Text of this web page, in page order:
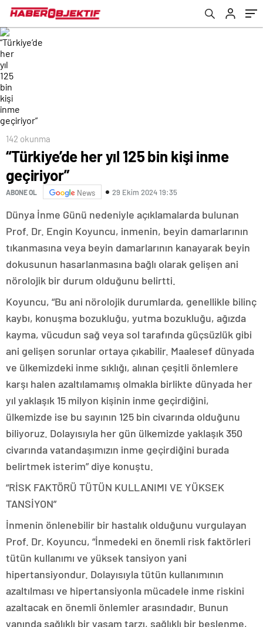
142 okunma
“Türkiye’de her yıl 125 bin kişi inme
geçiriyor”
ABONE OL News 29 Ekim 2024 19:35
Dünya İnme Günü nedeniyle açıklamalarda bulunan
Prof. Dr. Engin Koyuncu, inmenin, beyin damarlarının
tıkanmasına veya beyin damarlarının kanayarak beyin
dokusunun hasarlanmasına bağlı olarak gelişen ani
nörolojik bir durum olduğunu belirtti.
Koyuncu, “Bu ani nörolojik durumlarda, genellikle bilinç
kaybı, konuşma bozukluğu, yutma bozukluğu, ağızda
kayma, vücudun sağ veya sol tarafında güçsüzlük gibi
ani gelişen sorunlar ortaya çıkabilir. Maalesef dünyada
ve ülkemizdeki inme sıklığı, alınan çeşitli önlemlere
karşı halen azaltılamamış olmakla birlikte dünyada her
yıl yaklaşık 15 milyon kişinin inme geçirdiğini,
ülkemizde ise bu sayının 125 bin civarında olduğunu
biliyoruz. Dolayısıyla her gün ülkemizde yaklaşık 350
civarında vatandaşımızın inme geçirdiğini burada
belirtmek isterim” diye konuştu.
“RİSK FAKTÖRÜ TÜTÜN KULLANIMI VE YÜKSEK
TANSİYON”
İnmenin önlenebilir bir hastalık olduğunu vurgulayan
Prof. Dr. Koyuncu, “İnmedeki en önemli risk faktörleri
tütün kullanımı ve yüksek tansiyon yani
hipertansiyondur. Dolayısıyla tütün kullanımının
azaltılması ve hipertansiyonla mücadele inme riskini
azaltacak en önemli önlemler arasındadır. Bunun
yanında sağlıklı bir yaşam tarzı, sağlıklı bir beslenme,